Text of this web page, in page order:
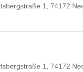
1, 74172
1, 74172